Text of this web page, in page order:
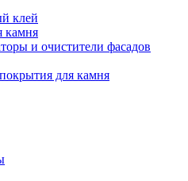
клей
камня
и очистители фасадов
для камня